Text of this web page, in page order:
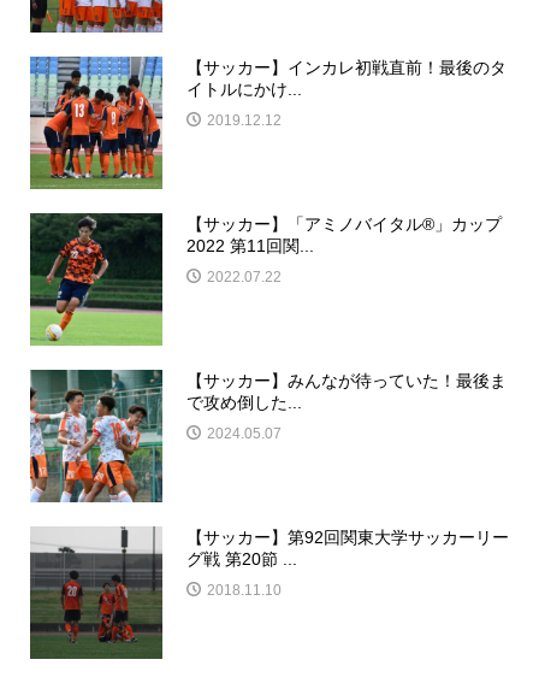
【サッカー】インカレ初戦直前！最後のタ
イトルにかけ...
2019.12.12
【サッカー】「アミノバイタル®︎」カップ
2022 第11回関...
2022.07.22
【サッカー】みんなが待っていた！最後ま
で攻め倒した...
2024.05.07
【サッカー】第92回関東大学サッカーリー
グ戦 第20節 ...
2018.11.10